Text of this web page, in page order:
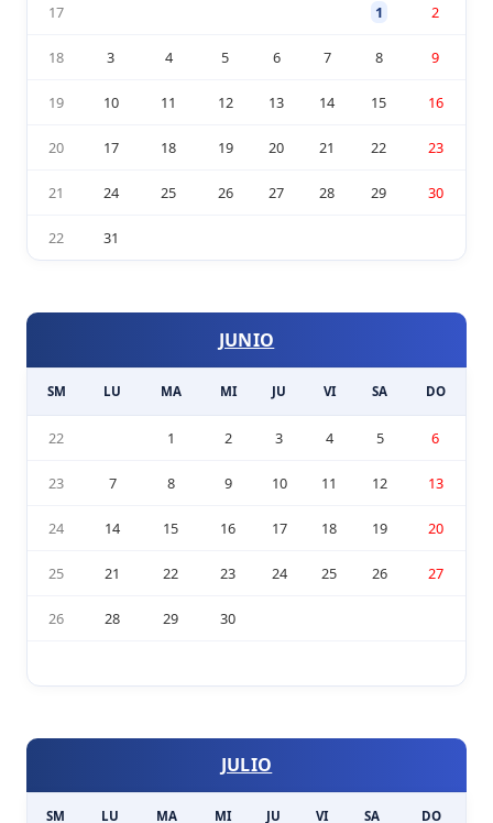
17 1 2
18 3 4 5 6 7 8 9
19 10 11 12 13 14 15 16
20 17 18 19 20 21 22 23
21 24 25 26 27 28 29 30
22 31
JUNIO
SM LU MA MI JU VI SA DO
22 1 2 3 4 5 6
23 7 8 9 10 11 12 13
24 14 15 16 17 18 19 20
25 21 22 23 24 25 26 27
26 28 29 30
JULIO
SM LU MA MI JU VI SA DO